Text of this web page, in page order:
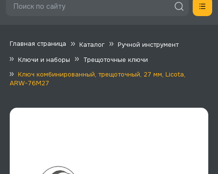
Главная страница Каталог
Ручной инструмент
Ключи и наборы
Трещоточные ключи
Ключ комбинированный, трещоточный, 27 мм, Licota,
ARW-76M27